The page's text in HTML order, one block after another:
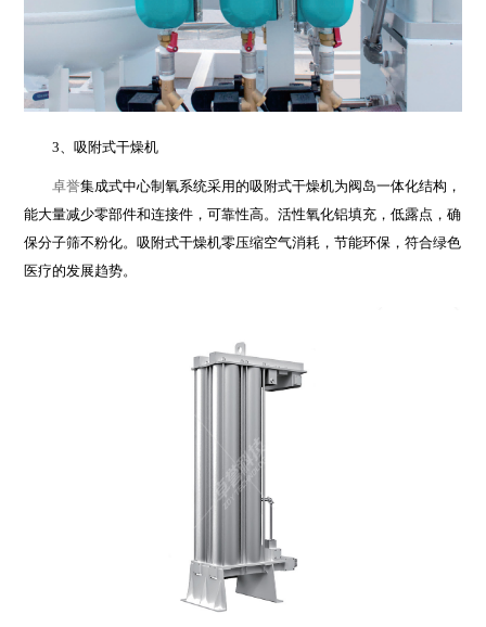
3、吸附式干燥机
卓誉集成式中心制氧系统采用的吸附式干燥机为阀岛一体化结构，
能大量减少零部件和连接件，可靠性高。活性氧化铝填充，低露点，确
保分子筛不粉化。吸附式干燥机零压缩空气消耗，节能环保，符合绿色
医疗的发展趋势。